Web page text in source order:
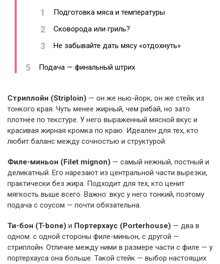
Подготовка мяса и температуры
Сковорода или гриль?
Не забывайте дать мясу «отдохнуть»
Подача — финальный штрих
Стриплойн (Striploin) — он же нью-йорк, он же стейк из
тонкого края. Чуть менее жирный, чем рибай, но зато
плотнее по текстуре. У него выраженный мясной вкус и
красивая жирная кромка по краю. Идеален для тех, кто
любит баланс между сочностью и структурой.
Филе-миньон (Filet mignon) — самый нежный, постный и
деликатный. Его нарезают из центральной части вырезки,
практически без жира. Подходит для тех, кто ценит
мягкость выше всего. Важно: вкус у него тонкий, поэтому
подача с соусом — почти обязательна.
Ти-бон (T-bone) и Портерхаус (Porterhouse) — два в
одном: с одной стороны филе-миньон, с другой —
стриплойн. Отличие между ними в размере части с филе — у
портерхауса она больше. Такой стейк — выбор настоящих